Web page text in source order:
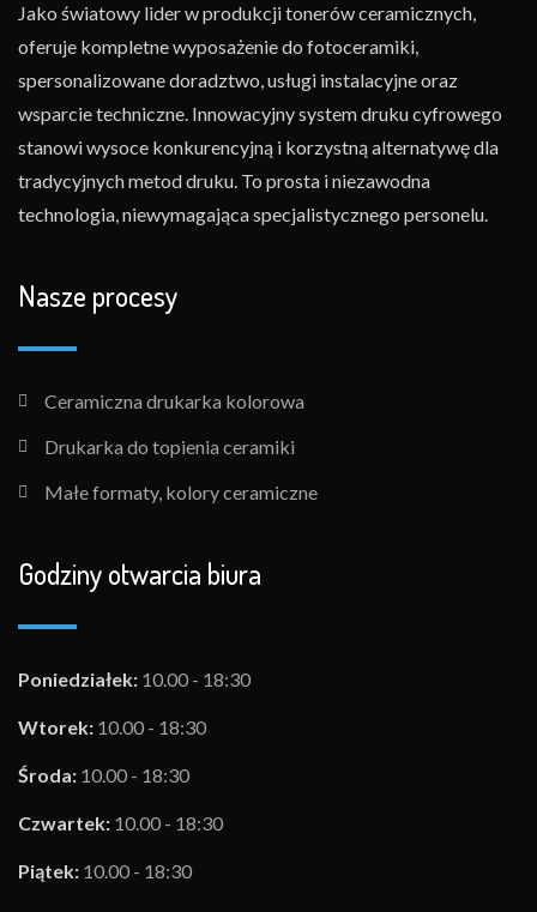
Jako światowy lider w produkcji tonerów ceramicznych,
oferuje kompletne wyposażenie do fotoceramiki,
spersonalizowane doradztwo, usługi instalacyjne oraz
wsparcie techniczne. Innowacyjny system druku cyfrowego
stanowi wysoce konkurencyjną i korzystną alternatywę dla
tradycyjnych metod druku. To prosta i niezawodna
technologia, niewymagająca specjalistycznego personelu.
Nasze procesy
Ceramiczna drukarka kolorowa
Drukarka do topienia ceramiki
Małe formaty, kolory ceramiczne
Godziny otwarcia biura
Poniedziałek: 10.00 - 18:30
Wtorek: 10.00 - 18:30
Środa: 10.00 - 18:30
Czwartek: 10.00 - 18:30
Piątek: 10.00 - 18:30